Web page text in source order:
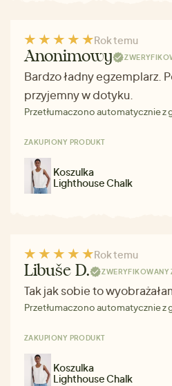
Rok temu
Anonimowy
Bardzo ładny egzemplarz.
przyjemny w dotyku.
Przetłumaczono automatycznie z
ZAKUPIONY PRODUKT
Koszulka
Lighthouse Chalk
Rok temu
Libuše D. ZWERYFIKOWANY
Tak jak sobie to
Przetłumaczono automatycznie z
ZAKUPIONY PRODUKT
Koszulka
Lighthouse Chalk